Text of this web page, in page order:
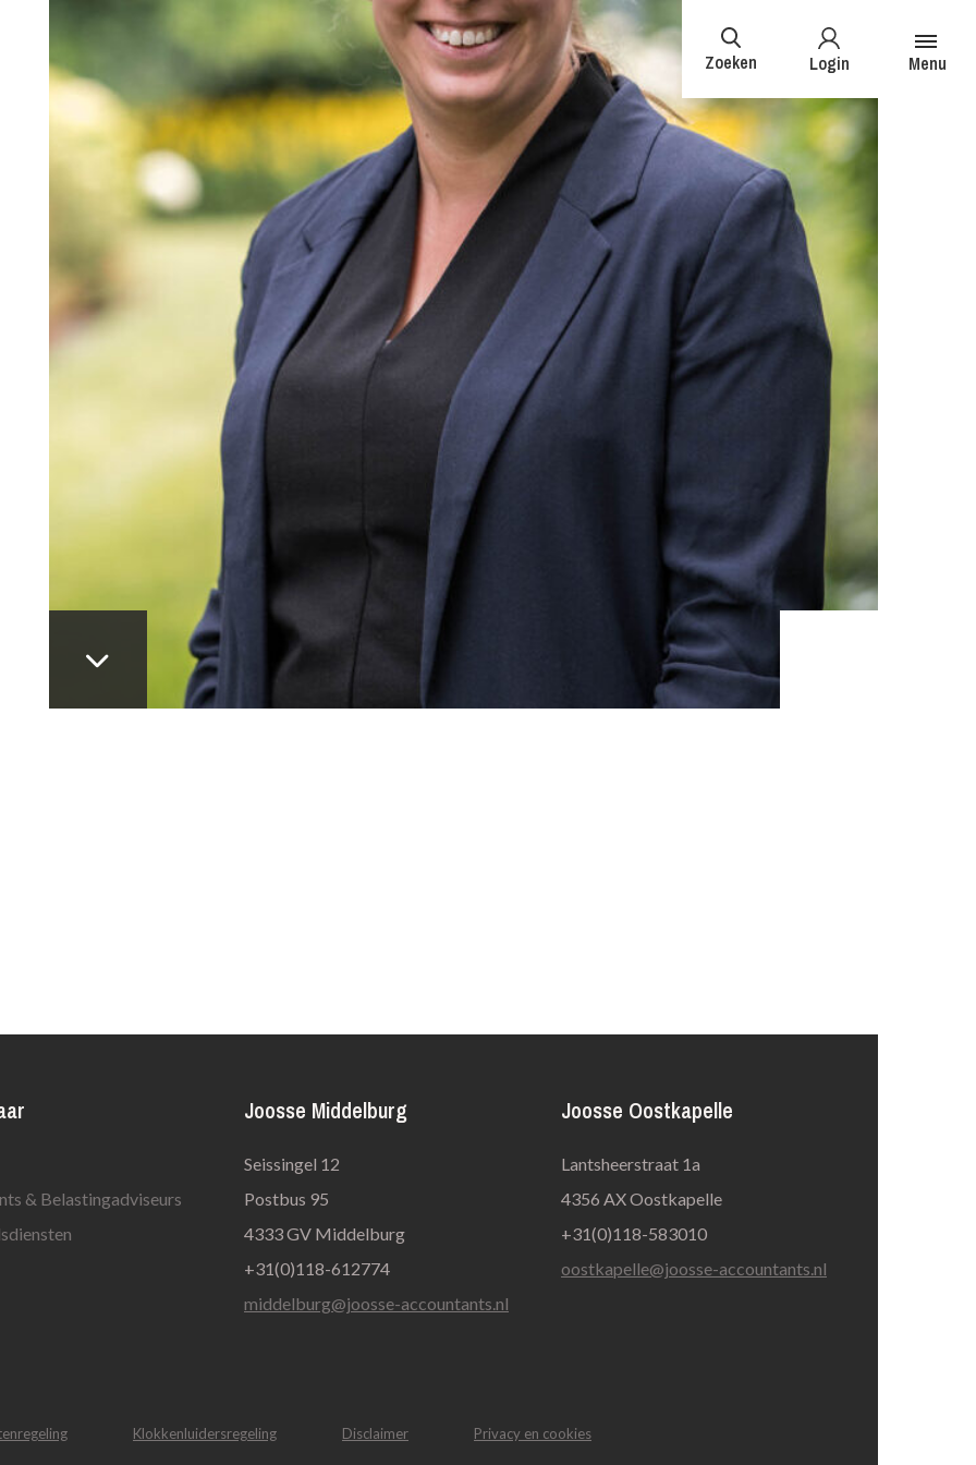
Zoeken Login Menu
& Belastingadviseurs
Joosse Middelburg
Seissingel 12
Postbus 95
4333 GV Middelburg
+31(0)118-612774
middelburg@joosse-accountants.nl
Joosse Oostkapelle
Lantsheerstraat 1a
4356 AX Oostkapelle
+31(0)118-583010
oostkapelle@joosse-accountants.nl
Klokkenluidersregeling Disclaimer Privacy en cookies